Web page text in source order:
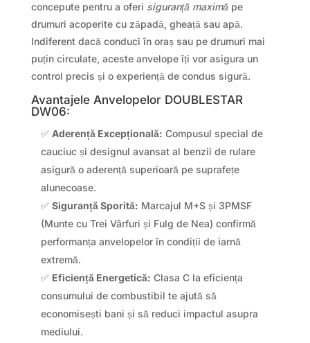
concepute pentru a oferi siguranță maximă pe
drumuri acoperite cu zăpadă, gheață sau apă.
Indiferent dacă conduci în oraș sau pe drumuri mai
puțin circulate, aceste anvelope îți vor asigura un
control precis și o experiență de condus sigură.
Avantajele Anvelopelor DOUBLESTAR
DW06:
✅ Aderență Excepțională: Compusul special de
cauciuc și designul avansat al benzii de rulare
asigură o aderență superioară pe suprafețe
alunecoase.
✅ Siguranță Sporită: Marcajul M+S și 3PMSF
(Munte cu Trei Vârfuri și Fulg de Nea) confirmă
performanța anvelopelor în condiții de iarnă
extremă.
✅ Eficiență Energetică: Clasa C la eficiența
consumului de combustibil te ajută să
economisești bani și să reduci impactul asupra
mediului.